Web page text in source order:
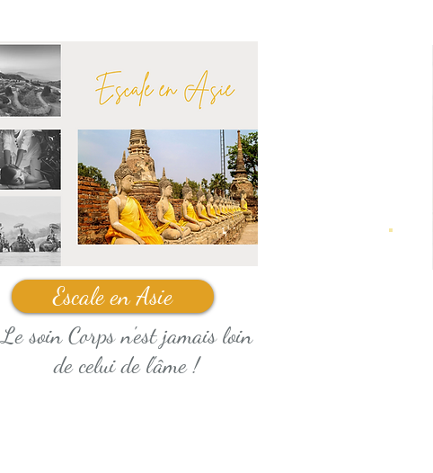
Escale en Asie
Le soin Corps n'est jamais loin
de celui de l'âme !